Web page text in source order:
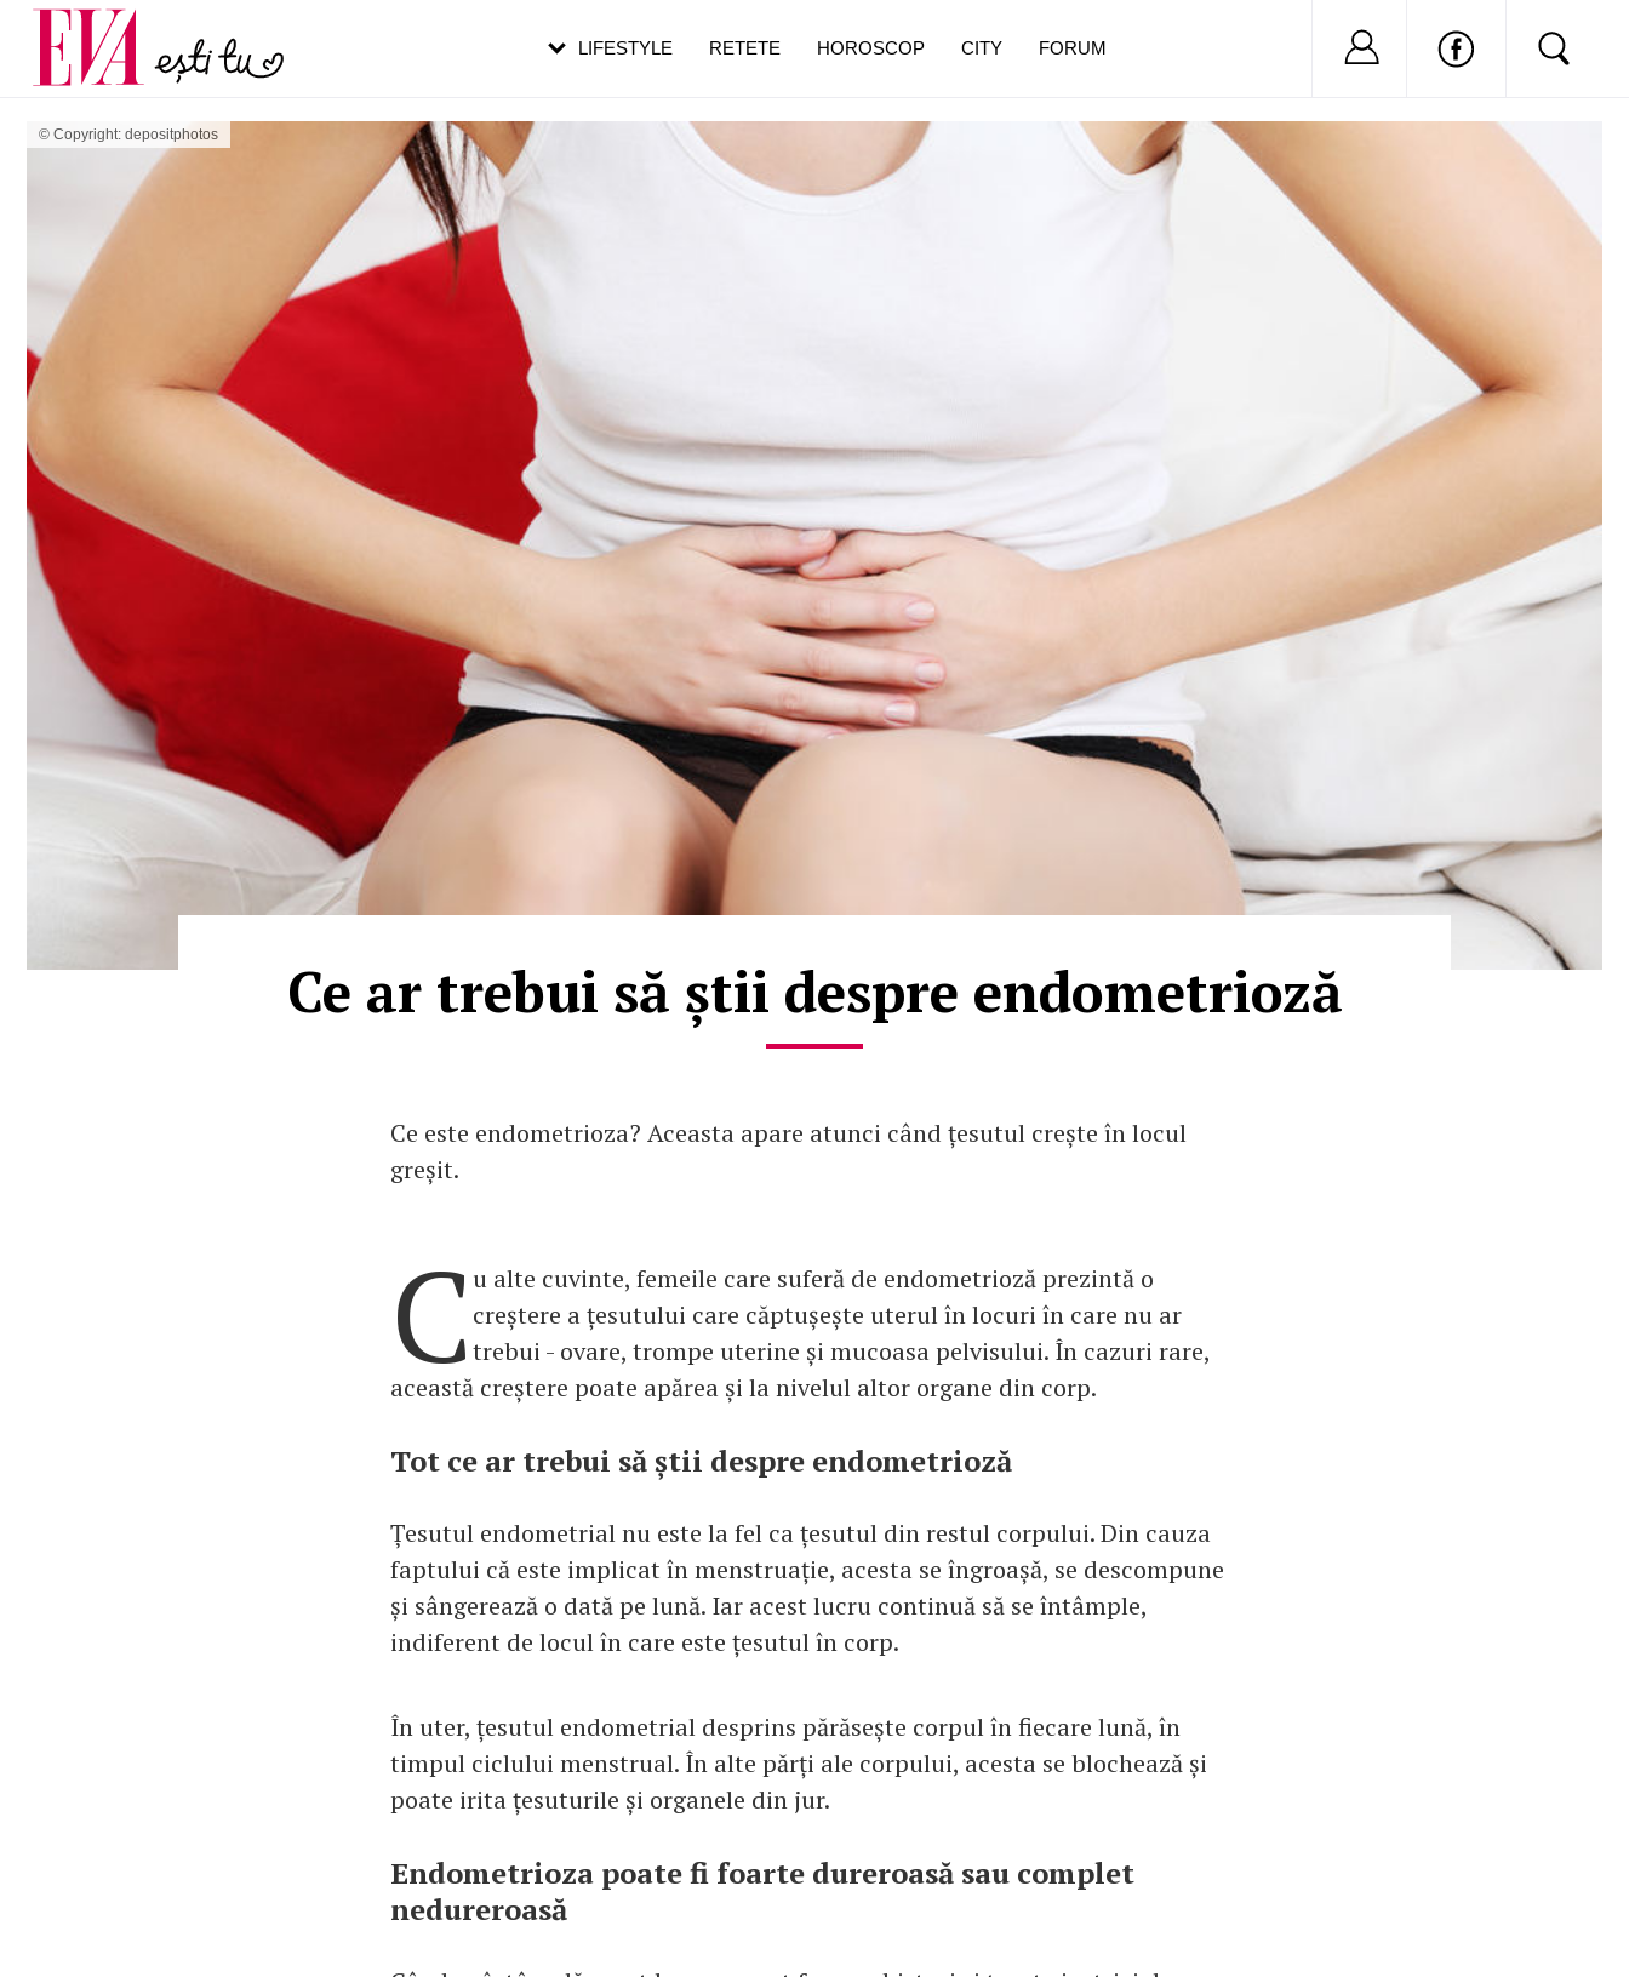
© Copyright: depositphotos
Ce ar trebui să știi despre endometrioză
Ce este endometrioza? Aceasta apare atunci când țesutul crește în locul
greșit.
C u alte cuvinte, femeile care suferă de endometrioză prezintă o
creștere a țesutului care căptușește uterul în locuri în care nu ar
trebui - ovare, trompe uterine și mucoasa pelvisului. În cazuri rare,
această creștere poate apărea și la nivelul altor organe din corp.
Tot ce ar trebui să știi despre endometrioză
Țesutul endometrial nu este la fel ca țesutul din restul corpului. Din cauza
faptului că este implicat în menstruație, acesta se îngroașă, se descompune
și sângerează o dată pe lună. Iar acest lucru continuă să se întâmple,
indiferent de locul în care este țesutul în corp.
În uter, țesutul endometrial desprins părăsește corpul în fiecare lună, în
timpul ciclului menstrual. În alte părți ale corpului, acesta se blochează și
poate irita țesuturile și organele din jur.
Endometrioza poate fi foarte dureroasă sau complet
nedureroasă
LIFESTYLE RETETE HOROSCOP CITY FORUM Nu ai cont?
Carieră
Actualitate
pe măsură ce înaintezi în vârstă
de dureroasă este investigația